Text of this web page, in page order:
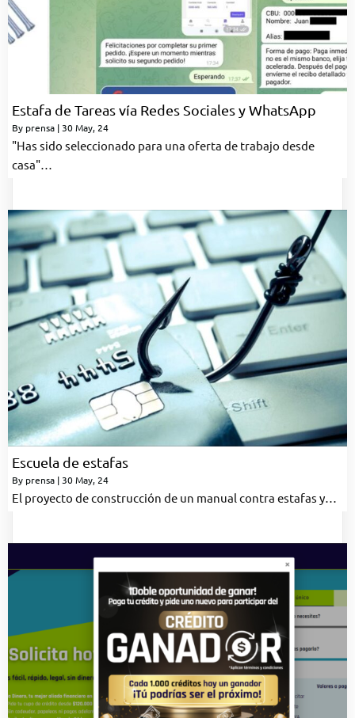
Estafa de Tareas vía Redes Sociales y WhatsApp
By prensa | 30May, 24
"Has sido seleccionado para una oferta de trabajo desde
casa"…
Escuela de estafas
By prensa | 30May, 24
El proyecto de construcción de un manual contra estafas y…